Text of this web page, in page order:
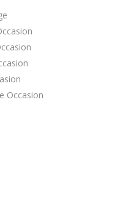
Occasion